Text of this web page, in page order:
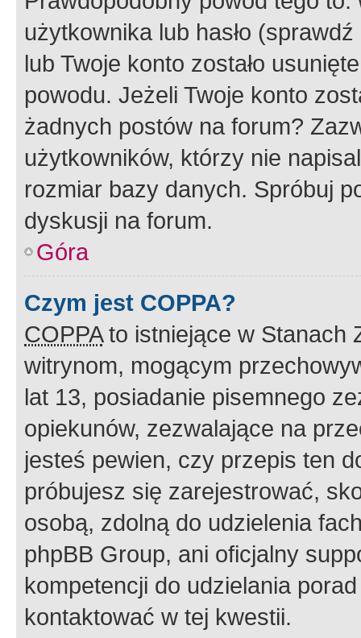
użytkownika lub hasło
lub Twoje konto zostało
powodu. Jeżeli Twoje konto
żadnych postów na forum?
użytkowników, którzy nie
rozmiar bazy danych. Spróbuj
dyskusji na forum.
Góra
Czym jest COPPA?
COPPAto istniejące w Stanach
witrynom, mogącym
lat 13, posiadanie pisemnego
opiekunów, zezwalające na
jesteś pewien, czy przepis ten
próbujesz się zarejestrować,
osobą, zdolną do udzielenia
phpBB Group, ani oficjalny
kompetencji do udzielania
kontaktować w tej kwestii.